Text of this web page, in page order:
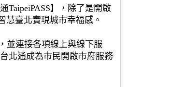
TaipeiPASS】，除了是開啟
慧臺北實現城市幸福感。
並連接各項線上與線下服
北通成為市民開啟市府服務